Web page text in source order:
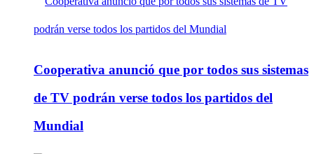
Cooperativa anunció que por todos sus sistemas
de TV podrán verse todos los partidos del
Mundial